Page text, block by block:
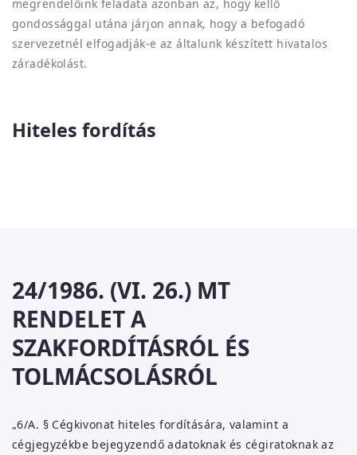
megrendelőink feladata azonban az, hogy kellő
gondossággal utána járjon annak, hogy a befogadó
szervezetnél elfogadják-e az általunk készített hivatalos
záradékolást.
Hiteles fordítás
24/1986. (VI. 26.) MT
RENDELET A
SZAKFORDÍTÁSRÓL ÉS
TOLMÁCSOLÁSRÓL
„6/A. § Cégkivonat hiteles fordítására, valamint a
cégjegyzékbe bejegyzendő adatoknak és cégiratoknak az